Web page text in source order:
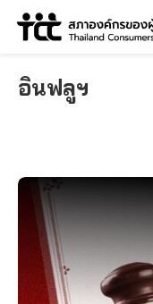
Skip
อินฟลูฯ